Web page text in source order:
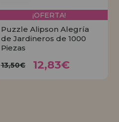
¡OFERTA!
Puzzle Alipson Alegría
de Jardineros de 1000
Piezas
13,50€ 12,83€